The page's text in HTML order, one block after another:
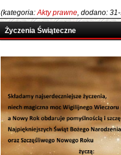
(kategoria:Akty prawne, dodano:
Życzenia Świąteczne